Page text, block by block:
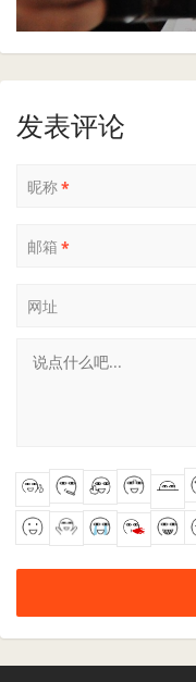
发表评论
昵称*
邮箱 *
网址